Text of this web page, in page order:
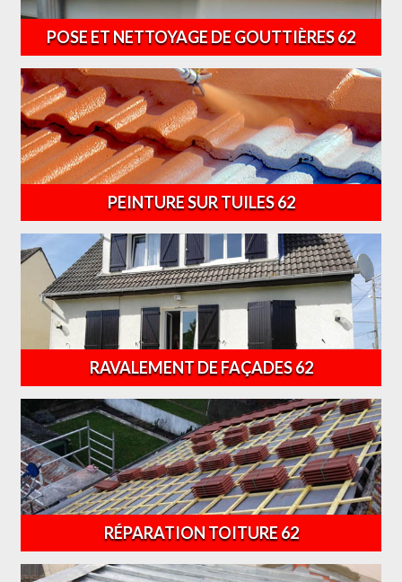
POSE ET NETTOYAGE DE GOUTTIÈRES 62
PEINTURE SUR TUILES 62
RAVALEMENT DE FAÇADES 62
RÉPARATION TOITURE 62